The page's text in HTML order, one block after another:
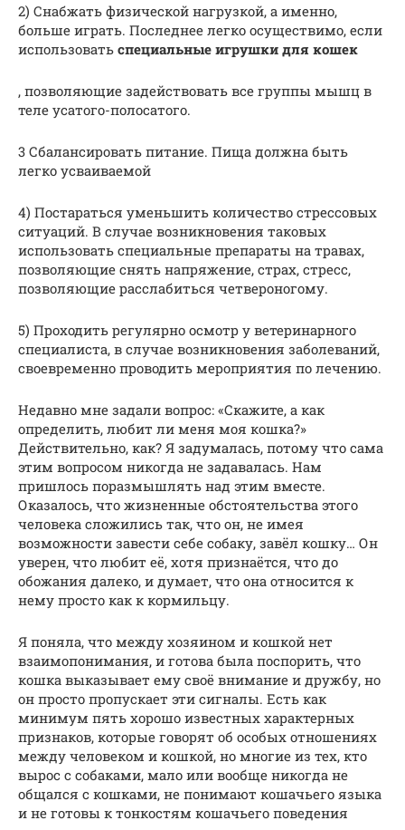
2) Снабжать физической нагрузкой, а именно,
больше играть. Последнее легко осуществимо, если
использовать специальные игрушки для кошек
, позволяющие задействовать все группы мышц в
теле усатого-полосатого.
3 Сбалансировать питание. Пища должна быть
легко усваиваемой
4) Постараться уменьшить количество стрессовых
ситуаций. В случае возникновения таковых
использовать специальные препараты на травах,
позволяющие снять напряжение, страх, стресс,
позволяющие расслабиться четвероногому.
5) Проходить регулярно осмотр у ветеринарного
специалиста, в случае возникновения заболеваний,
своевременно проводить мероприятия по лечению.
Недавно мне задали вопрос: «Скажите, а как
определить, любит ли меня моя кошка?»
Действительно, как? Я задумалась, потому что сама
этим вопросом никогда не задавалась. Нам
пришлось поразмышлять над этим вместе.
Оказалось, что жизненные обстоятельства этого
человека сложились так, что он, не имея
возможности завести себе собаку, завёл кошку… Он
уверен, что любит её, хотя признаётся, что до
обожания далеко, и думает, что она относится к
нему просто как к кормильцу.
Я поняла, что между хозяином и кошкой нет
взаимопонимания, и готова была поспорить, что
кошка выказывает ему своё внимание и дружбу, но
он просто пропускает эти сигналы. Есть как
минимум пять хорошо известных характерных
признаков, которые говорят об особых отношениях
между человеком и кошкой, но многие из тех, кто
вырос с собаками, мало или вообще никогда не
общался с кошками, не понимают кошачьего языка
и не готовы к тонкостям кошачьего поведения